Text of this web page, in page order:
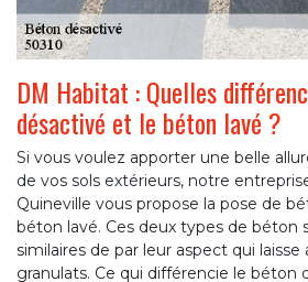
DM Habitat : Quelles
désactivé et le béton lavé ?
Si vous voulez apporter une belle
de vos sols extérieurs, notre
Quineville vous propose la pose de
béton lavé. Ces deux types de béton
similaires de par leur aspect qui laisse
granulats. Ce qui différencie le béton